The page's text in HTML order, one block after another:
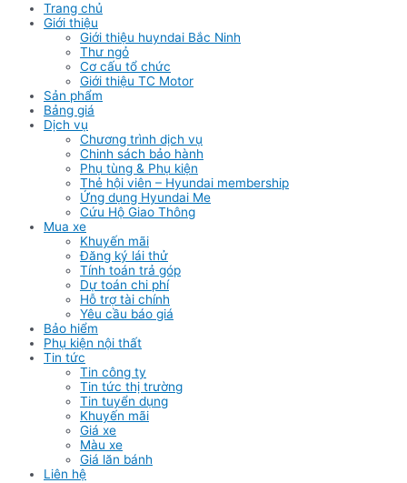
Trang chủ
Giới thiệu
Giới thiệu huyndai Bắc Ninh
Thư ngỏ
Cơ cấu tổ chức
Giới thiệu TC Motor
Sản phẩm
Bảng giá
Dịch vụ
Chương trình dịch vụ
Chinh sách bảo hành
Phụ tùng & Phụ kiện
Thẻ hội viên – Hyundai membership
Ứng dụng Hyundai Me
Cứu Hộ Giao Thông
Mua xe
Khuyến mãi
Đăng ký lái thử
Tính toán trả góp
Dự toán chi phí
Hỗ trợ tài chính
Yêu cầu báo giá
Bảo hiểm
Phụ kiện nội thất
Tin tức
Tin công ty
Tin tức thị trường
Tin tuyển dụng
Khuyến mãi
Giá xe
Màu xe
Giá lăn bánh
Liên hệ